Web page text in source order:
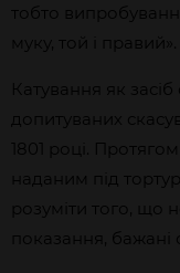
тобто
муку, той і правий».
Катування як
допитуваних
1801 році.
наданим під
розуміти того, що
показання, бажані